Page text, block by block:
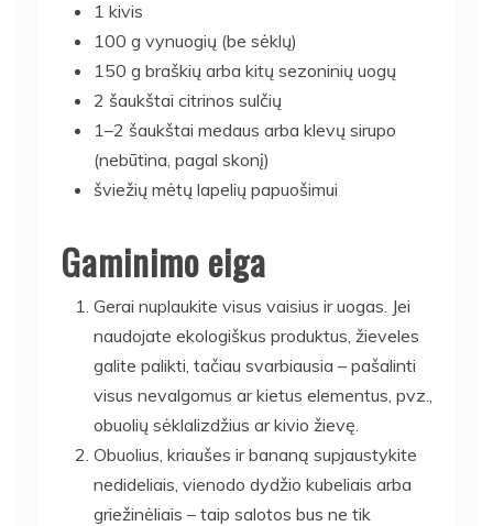
1 kivis
100 g vynuogių (be sėklų)
150 g braškių arba kitų sezoninių uogų
2 šaukštai citrinos sulčių
1–2 šaukštai medaus arba klevų sirupo
(nebūtina, pagal skonį)
šviežių mėtų lapelių papuošimui
Gaminimo eiga
Gerai nuplaukite visus vaisius ir uogas. Jei
naudojate ekologiškus produktus, žieveles
galite palikti, tačiau svarbiausia – pašalinti
visus nevalgomus ar kietus elementus, pvz.,
obuolių sėklalizdžius ar kivio žievę.
Obuolius, kriaušes ir bananą supjaustykite
nedideliais, vienodo dydžio kubeliais arba
griežinėliais – taip salotos bus ne tik